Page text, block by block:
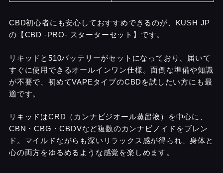
CBD初心者にも安心しておすすめできるのが、KUSH JP
の【CBD -PRO- スターターセット】です。
リキッドと510バッテリーがセットになっており、届いて
すぐに使用できるオールインワン仕様。面倒な準備や知識
が不要で、初めてVAPEタイプのCBDを試したい方にも最
適です。
リキッドはCRD（カンナビジオール蒸留液）を中心に、
CBN・CBG・CBDVなど複数のカンナビノイドをブレン
ド。マイルドながらも深いリラックス感が得られ、身体と
心の両方をゆるめるような感覚を楽しめます。